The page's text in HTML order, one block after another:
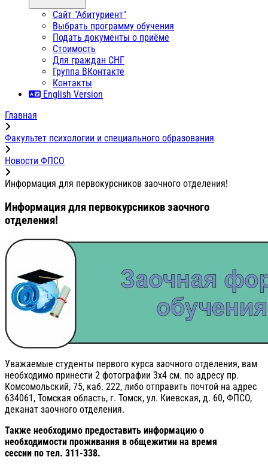
Сайт "Абитуриент"
Выбрать программу обучения
Подать документы о приёме
Стоимость
Для граждан СНГ
Группа ВКонтакте
Контакты
English Version
Главная
Факультет психологии и специального образования
Новости ФПСО
Информация для первокурсников заочного отделения!
Информация для первокурсников заочного
отделения!
Уважаемые студенты первого курса заочного отделения, вам
необходимо принести 2 фотографии 3х4 см. по адресу пр.
Комсомольский, 75, каб. 222, либо отправить почтой на адрес
634061, Томская область, г. Томск, ул. Киевская, д. 60, ФПСО,
деканат заочного отделения.
Также необходимо предоставить информацию о
необходимости проживания в общежитии на время
сессии по тел. 311-338.